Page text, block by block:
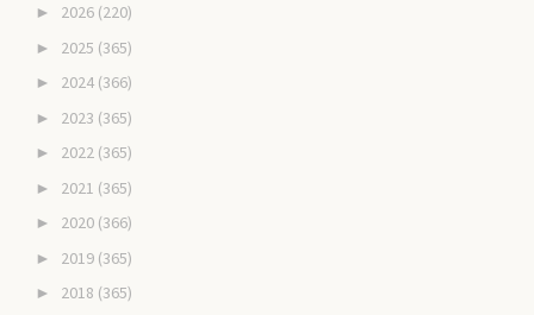
► 2026 (220)
► 2025 (365)
► 2024 (366)
► 2023 (365)
► 2022 (365)
► 2021 (365)
► 2020 (366)
► 2019 (365)
► 2018 (365)